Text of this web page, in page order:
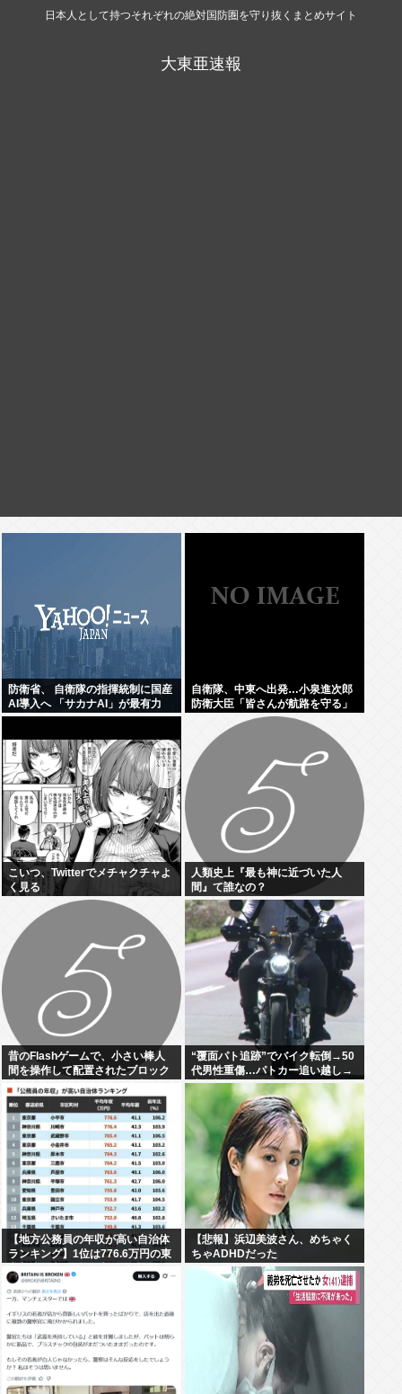
日本人として持つそれぞれの絶対国防圏を守り抜くまとめサイト
大東亜速報
防衛省、 自衛隊の指揮統制に国産
AI導入へ 「サカナAI」が最有力
www
自衛隊、中東へ出発…小泉進次郎
防衛大臣「皆さんが航路を守る」
こいつ、Twitterでメチャクチャよ
く見る
人類史上『最も神に近づいた人
間』て誰なの？
昔のFlashゲームで、小さい棒人
間を操作して配置されたブロック
上でゴールに行くゲーム、覚えて
いる人いない？
“覆面パト追跡”でバイク転倒→50
代男性重傷…パトカー追い越し→
赤色灯つけた後まもなく転倒
【地方公務員の年収が高い自治体
ランキング】1位は776.6万円の東
京都小平市 (平均年齢41.1歳）、2
位は神奈川県川崎市の776.4万
円、3位は東京都武蔵野市の765.4
万円
【悲報】浜辺美波さん、めちゃく
ちゃADHDだった